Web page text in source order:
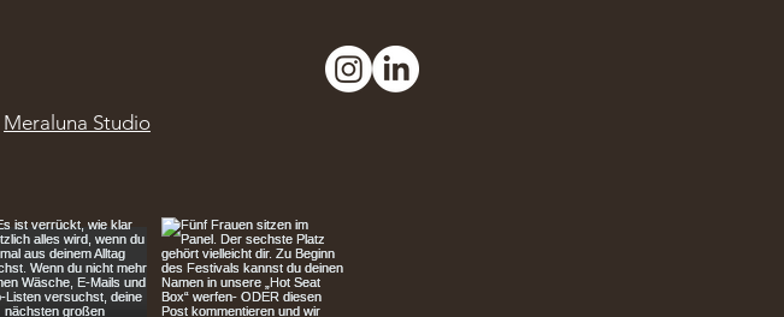
Meraluna Studio